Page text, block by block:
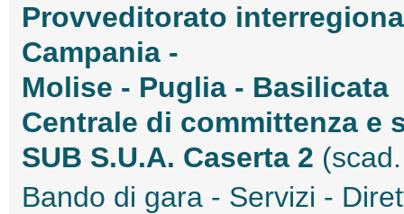
Provveditorato
Campania -
Molise - Puglia - Basilicata
Centrale di committenza e
SUB S.U.A. Caserta 2
Bando di gara - Servizi -